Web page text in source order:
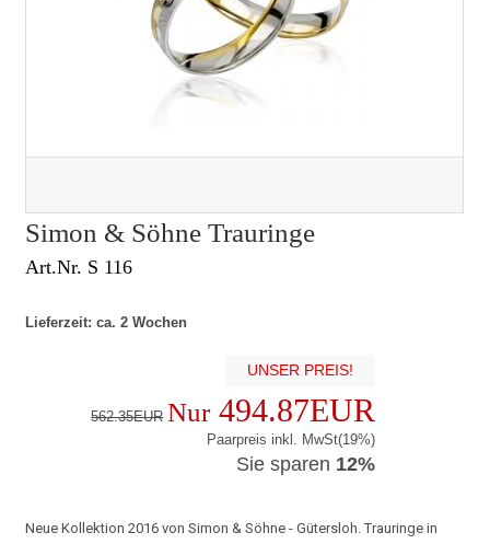
Simon & Söhne Trauringe
Art.Nr. S 116
Lieferzeit: ca. 2 Wochen
UNSER PREIS!
562.35EUR Nur494.87EUR
Paarpreis inkl. MwSt(19%)
Sie sparen 12%
Neue Kollektion 2016 von Simon & Söhne - Gütersloh. Trauringe in